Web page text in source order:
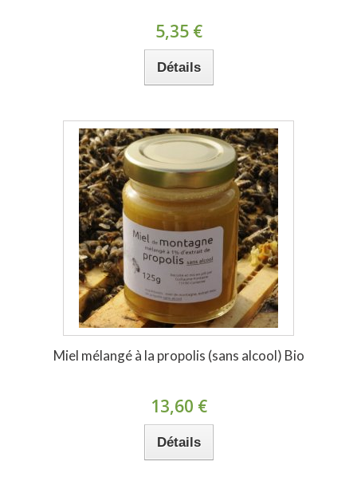
5,35 €
Détails
Miel mélangé à la propolis (sans alcool) Bio
13,60 €
Détails